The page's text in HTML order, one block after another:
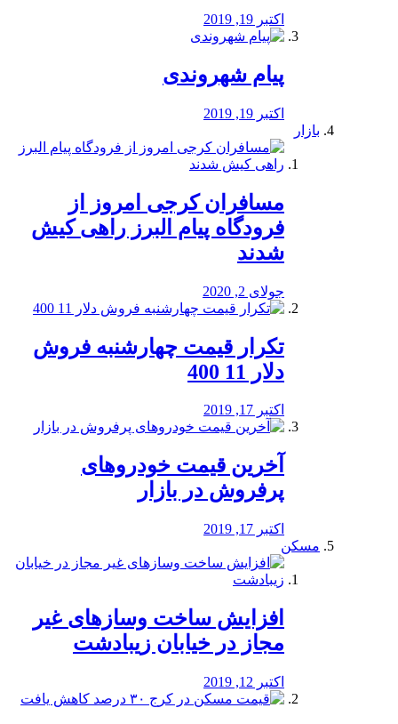
اکتبر 19, 2019
پیام شهروندی
اکتبر 19, 2019
بازار
مسافران کرجی امروز از
فرودگاه پیام البرز راهی کیش
شدند
جولای 2, 2020
تکرار قیمت چهارشنبه فروش
دلار 11 400
اکتبر 17, 2019
آخرین قیمت خودرو‌های
پرفروش در بازار
اکتبر 17, 2019
مسکن
افزایش ساخت وسازهای غیر
مجاز در خیابان زیبادشت
اکتبر 12, 2019